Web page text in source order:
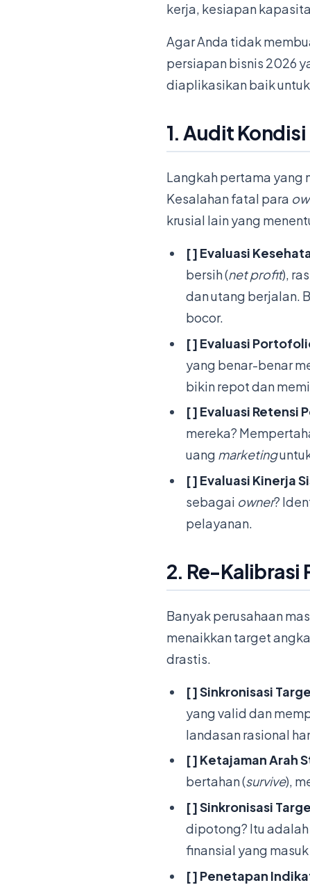
kerja, kesiapan
Agar Anda tidak
persiapan bisnis 2026
diaplikasikan baik
1. Audit
Langkah pertama yang
Kesalahan fatal para
krusial lain yang
[ ] Evaluasi
bersih (net profit),
dan utang berjalan.
bocor.
[ ] Evaluasi
yang benar-benar
bikin repot dan
[ ] Evaluasi Retensi
mereka?
uang marketing
[ ] Evaluasi Kinerja
sebagai owner?
pelayanan.
2. Re-Kalibrasi
Banyak perusahaan
menaikkan target
drastis.
[ ] Sinkronisasi
yang valid dan
landasan rasional
[ ] Ketajaman Arah
bertahan (survive),
[ ] Sinkronisasi
dipotong? Itu
finansial yang
[ ] Penetapan